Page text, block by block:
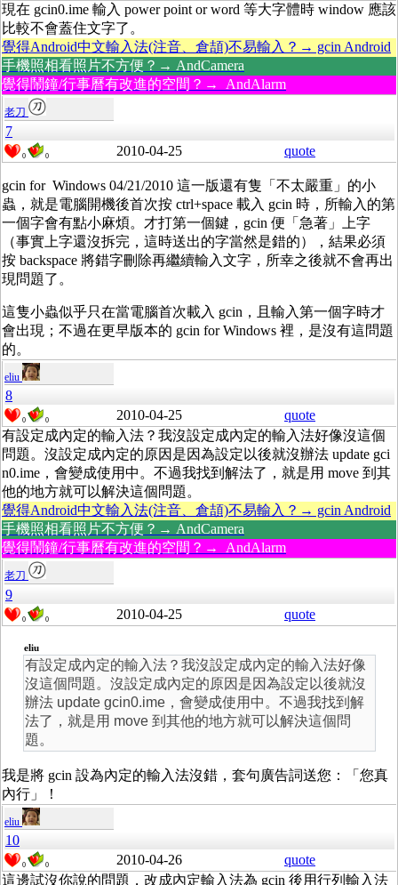
現在 gcin0.ime 輸入 power point or word 等大字體時 window 應該
比較不會蓋住文字了。
覺得Android中文輸入法(注音、倉頡)不易輸入？→ gcin Android
手機照相看照片不方便？→ AndCamera
覺得鬧鐘/行事曆有改進的空間？→ AndAlarm
老刀
7
0 0 2010-04-25 quote
gcin for Windows 04/21/2010 這一版還有隻「不太嚴重」的小
蟲，就是電腦開機後首次按 ctrl+space 載入 gcin 時，所輸入的第
一個字會有點小麻煩。才打第一個鍵，gcin 便「急著」上字
（事實上字還沒拆完，這時送出的字當然是錯的），結果必須
按 backspace 將錯字刪除再繼續輸入文字，所幸之後就不會再出
現問題了。
這隻小蟲似乎只在當電腦首次載入 gcin，且輸入第一個字時才
會出現；不過在更早版本的 gcin for Windows 裡，是沒有這問題
的。
eliu
8
0 0 2010-04-25
quote
有設定成內定的輸入法？我沒設定成內定的輸入法好像沒這個
問題。沒設定成內定的原因是因為設定以後就沒辦法 update gci
n0.ime，會變成使用中。不過我找到解法了，就是用 move 到其
他的地方就可以解決這個問題。
覺得Android中文輸入法(注音、倉頡)不易輸入？→ gcin Android
手機照相看照片不方便？→ AndCamera
覺得鬧鐘/行事曆有改進的空間？→ AndAlarm
老刀
9
0 0 2010-04-25 quote
eliu
有設定成內定的輸入法？我沒設定成內定的輸入法好像
沒這個問題。沒設定成內定的原因是因為設定以後就沒
辦法 update gcin0.ime，會變成使用中。不過我找到解
法了，就是用 move 到其他的地方就可以解決這個問
題。
我是將 gcin 設為內定的輸入法沒錯，套句廣告詞送您：「您真
內行」！
eliu
10
0 0 2010-04-26
quote
這邊試沒你說的問題，改成內定輸入法為 gcin 後用行列輸入法